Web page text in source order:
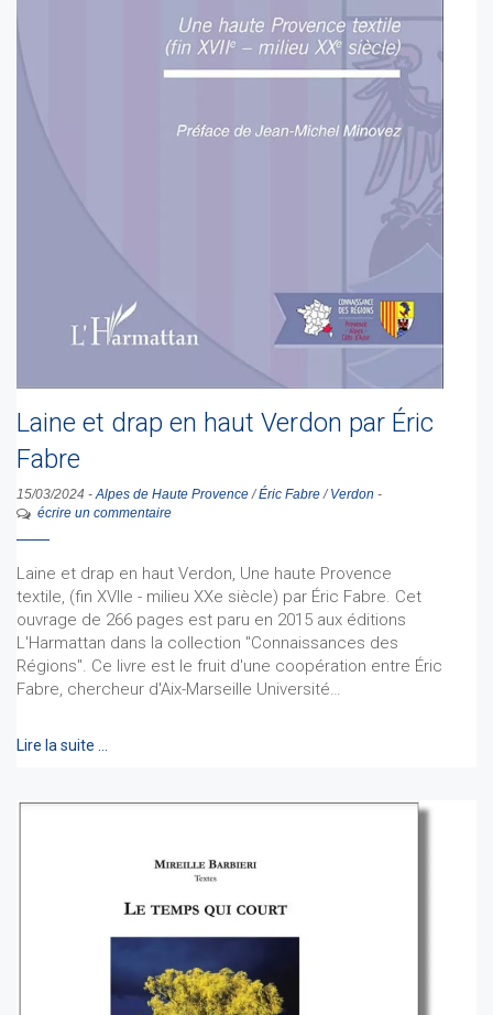
Laine et drap en haut Verdon par Éric
Fabre
15/03/2024 - Alpes de Haute Provence /Éric Fabre / Verdon -
écrire un commentaire
Laine et drap en haut Verdon, Une haute Provence
textile, (fin XVIIe - milieu XXe siècle) par Éric Fabre. Cet
ouvrage de 266 pages est paru en 2015 aux éditions
L'Harmattan dans la collection "Connaissances des
Régions". Ce livre est le fruit d'une coopération entre Éric
Fabre, chercheur d'Aix-Marseille Université…
Lire la suite …